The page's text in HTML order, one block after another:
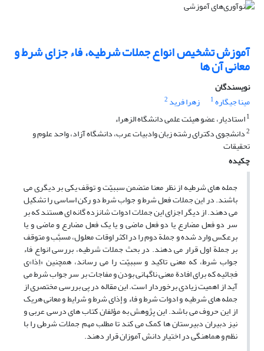
آموزش تشخیص انواع جملات شرطیه، فاء جزای شرط و
معانی آن ها
نویسندگان
مینا جیگاره1 زهرا فرید 2
1استادیار، عضو هیئت علمی دانشگاه الزهراء
2دانشجوی دکترای رشته زبان وادبیات عرب، دانشگاه آزاد، واحد علوم و
تحقیقات
چکیده
جمله های شرطیه از نظر معنا متضمن سببیّت و توقف یکی بر دیگری می
باشند. در این جملات فعل شرط و جواب شرط دو رکن اساسی را تشکیل
می دهند. از دیگر اجزای این جملات ادوات شانزده گانه ای هستند که بر
سر دو فعل مضارع یا دو فعل ماضی و یا یک فعل مضارع و ماضی و یا
برعکس وارد شده و جملة دوم را در اکثر اوقات معلول، مسبَّب و متوقف
بر جملة اول قرار می دهند. در بحث جملات شرطیه، بررسی انواع فاء
جواب شرط، که معنی تاکید و سببیّت را می رساند، همچنین «اِذا»ی
فجائیه که برای افادة معنی ناگهانی بودن و مفاجات بر سر جواب شرط می
آید از اهمیت زیادی برخوردار است. این مقاله در پی بررسی مختصری از
جمله های شرطیه و ادوات شرط و فاء و إذای شرط و شرایط و معانی هریک
از این حروف می باشد. این پژوهش به مؤلفان کتاب های درسی عربی و
نیز دبیران دبیرستان ها کمک می کند تا مطلب مهم جملات شرطی را با
نظم و هماهنگی در اختیار دانش آموزان قرار دهند.